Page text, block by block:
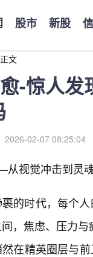
股市 新股
正文
-惊人
2026-02-07 08:25:04
视觉冲击到灵
的时代，每个
，焦虑、压力
在精英圈层与